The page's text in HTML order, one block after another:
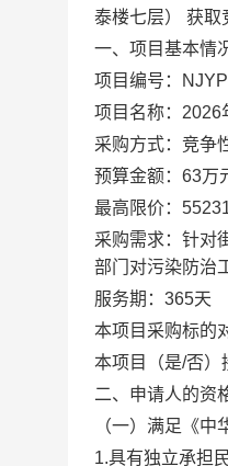
泰楼七层） 获取
一、项目基本情
项目编号：
项目名称： 2026
采购方式：竞争
预算金额： 63万
最高限价：
采购需求：针对
部门对污染防治
服务期： 365天
本项目采购标的
本项目（是/否）
二、申请人的资
（一）满足《中
1.具有独立承担